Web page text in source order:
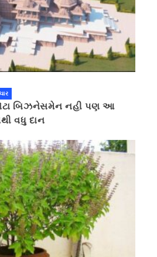
મોટા બિઝનેસમેન નહી પણ આ
વધુ દાન